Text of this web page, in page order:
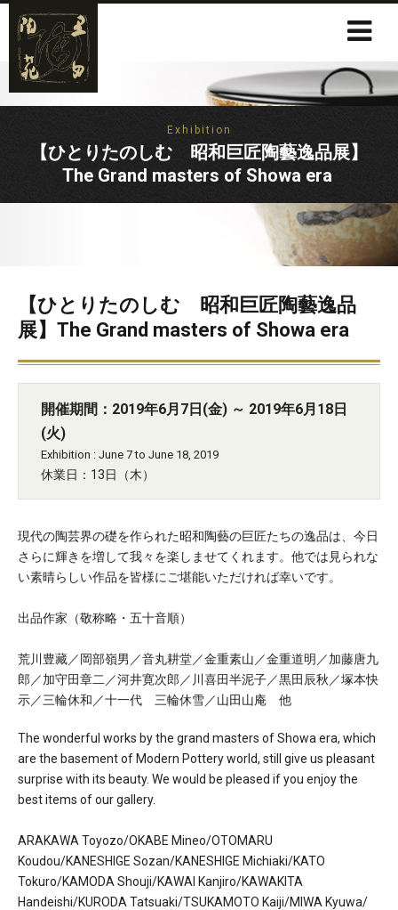
Exhibition
【ひとりたのしむ 昭和巨匠陶藝逸品展】
The Grand masters of Showa era
【ひとりたのしむ 昭和巨匠陶藝逸品
展】The Grand masters of Showa era
開催期間：2019年6月7日(金) ～ 2019年6月18日
(火)
Exhibition : June 7 to June 18, 2019
休業日：13日（木）
現代の陶芸界の礎を作られた昭和陶藝の巨匠たちの逸品は、今日
さらに輝きを増して我々を楽しませてくれます。他では見られな
い素晴らしい作品を皆様にご堪能いただければ幸いです。
出品作家（敬称略・五十音順）
荒川豊藏／岡部嶺男／音丸耕堂／金重素山／金重道明／加藤唐九
郎／加守田章二／河井寛次郎／川喜田半泥子／黒田辰秋／塚本快
示／三輪休和／十一代 三輪休雪／山田山庵 他
The wonderful works by the grand masters of Showa era, which
are the basement of Modern Pottery world, still give us pleasant
surprise with its beauty. We would be pleased if you enjoy the
best items of our gallery.
ARAKAWA Toyozo/OKABE Mineo/OTOMARU
Koudou/KANESHIGE Sozan/KANESHIGE Michiaki/KATO
Tokuro/KAMODA Shouji/KAWAI Kanjiro/KAWAKITA
Handeishi/KURODA Tatsuaki/TSUKAMOTO Kaiji/MIWA Kyuwa/